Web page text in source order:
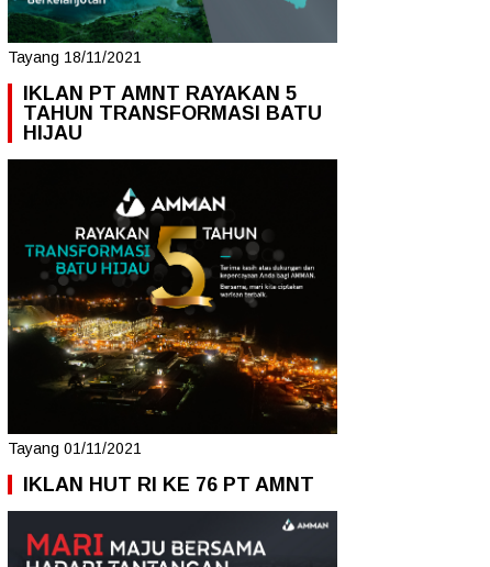
Tayang 18/11/2021
IKLAN PT AMNT RAYAKAN 5
TAHUN TRANSFORMASI BATU
HIJAU
Tayang 01/11/2021
IKLAN HUT RI KE 76 PT AMNT